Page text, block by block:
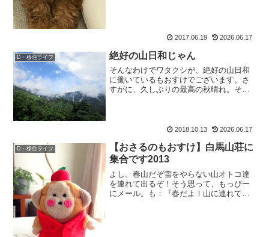
2017.06.19 2026.06.17
D・移住ライフ 絶好の山日和じゃん
そんなわけでワタクシが、絶好の山日和
に働いているもおすけでございます。さ
すがに、久しぶりの最高の秋晴れ。そり
なくちゃー。やっと写真加...
2018.10.13 2026.06.17
D・移住ライフ
【おさるのもおすけ】白馬山荘に
集合です2013
よし。春山だぞ雪をやらない山オトコ達
を連れて出るぞ！そう思って、もっぴー
にメール。も：『春だよ！山に連れて行